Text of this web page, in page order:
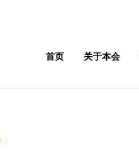
首页 关于本会